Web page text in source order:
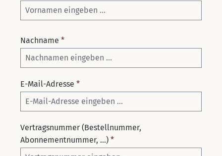
Nachname *
E-Mail-Adresse *
Vertragsnummer (Bestellnummer,
Abonnementnummer, ...) *